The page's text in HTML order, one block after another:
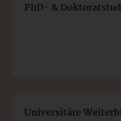
PhD- &
Universitäre